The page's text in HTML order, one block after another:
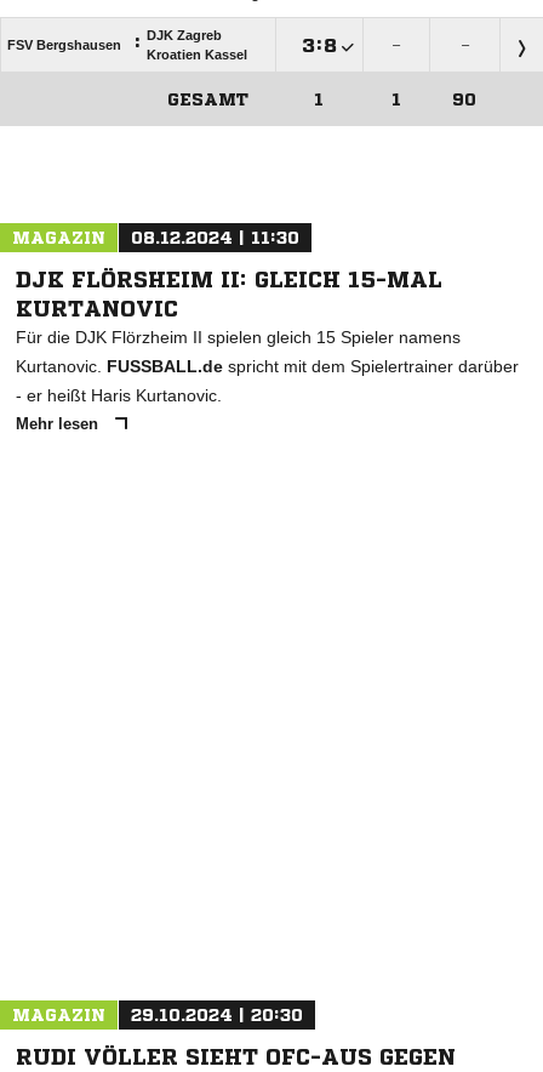
FSV Bergshausen : DJK Zagreb
Kroatien Kassel
: – –
GESAMT 1 1 90
MAGAZIN 08.12.2024 | 11:30
DJK FLÖRSHEIM II: GLEICH 15-MAL
KURTANOVIC
Für die DJK Flörzheim II spielen gleich 15 Spieler namens
Kurtanovic. FUSSBALL.de spricht mit dem Spielertrainer darüber
- er heißt Haris Kurtanovic.
Mehr lesen
MAGAZIN 29.10.2024 | 20:30
RUDI VÖLLER SIEHT OFC-AUS GEGEN